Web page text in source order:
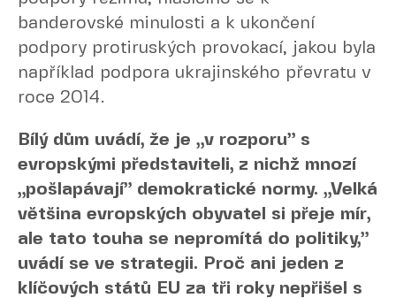
banderovské minulosti a k ukončení
podpory protiruských provokací, jakou byla
například podpora ukrajinského převratu v
roce 2014.
Bílý dům uvádí, že je „v rozporu” s
evropskými představiteli, z nichž mnozí
„pošlapávají” demokratické normy. „Velká
většina evropských obyvatel si přeje mír,
ale tato touha se nepromítá do politiky,”
uvádí se ve strategii. Proč ani jeden z
klíčových států EU za tři roky nepřišel s